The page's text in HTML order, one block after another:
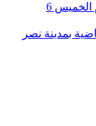
تحديث جديد لأسعار الذهب في مصر اليوم الخميس 6
بمدينة نصر